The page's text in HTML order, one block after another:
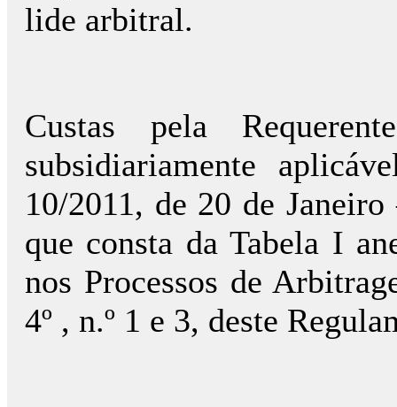
lide arbitral.
Custas pela
subsidiariamente
10/2011, de 20 de
que consta da Tabela I
nos Processos de
4º , n.º 1 e 3, deste